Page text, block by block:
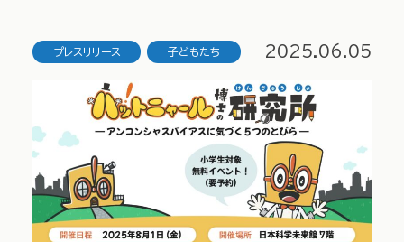
プレスリリース 子どもたち 2025.06.05